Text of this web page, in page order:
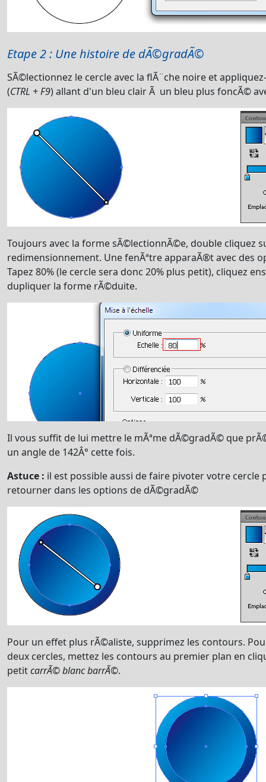
Etape 2 : Une histoire de dÃ©gradÃ©
SÃ©lectionnez le cercle avec la flÃ¨che noire et
(CTRL + F9) allant d'un bleu clair Ã un bleu plus foncÃ©
Toujours avec la forme sÃ©lectionnÃ©e, double cliquez
redimensionnement. Une fenÃªtre apparaÃ®t avec des
Tapez 80% (le cercle sera donc 20% plus petit), cliquez
dupliquer la forme rÃ©duite.
Il vous suffit de lui mettre le mÃªme dÃ©gradÃ© que
un angle de 142Â° cette fois.
Astuce : il est possible aussi de faire pivoter votre cercle
retourner dans les options de dÃ©gradÃ©
Pour un effet plus rÃ©aliste, supprimez les contours.
deux cercles, mettez les contours au premier plan en
petitcarrÃ© blanc barrÃ©.